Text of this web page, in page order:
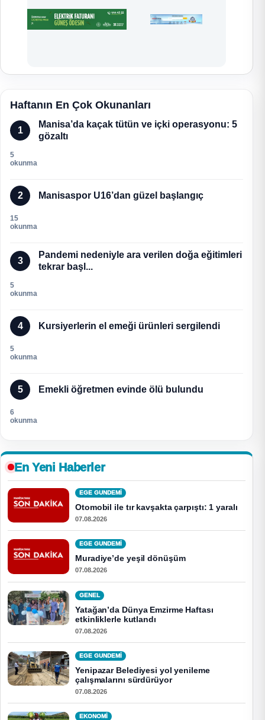
Haftanın En Çok Okunanları
1
Manisa’da kaçak tütün ve içki operasyonu: 5
gözaltı
5
okunma
2 Manisaspor U16’dan güzel başlangıç
15
okunma
3
Pandemi nedeniyle ara verilen doğa eğitimleri
tekrar başl...
5
okunma
4 Kursiyerlerin el emeği ürünleri sergilendi
5
okunma
5 Emekli öğretmen evinde ölü bulundu
6
okunma
En Yeni Haberler
EGE GUNDEMİ
Otomobil ile tır kavşakta çarpıştı: 1 yaralı
07.08.2026
EGE GUNDEMİ
Muradiye’de yeşil dönüşüm
07.08.2026
GENEL
Yatağan’da Dünya Emzirme Haftası
etkinliklerle kutlandı
07.08.2026
EGE GUNDEMİ
Yenipazar Belediyesi yol yenileme
çalışmalarını sürdürüyor
07.08.2026
EKONOMI